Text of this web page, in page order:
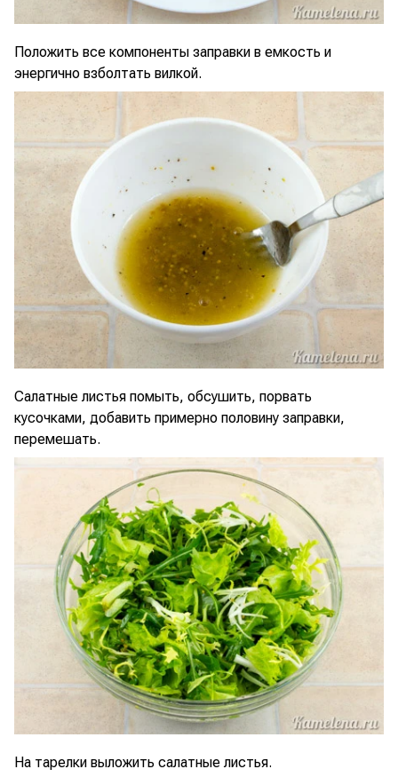
Положить все компоненты заправки в емкость и
энергично взболтать вилкой.
Салатные листья помыть, обсушить, порвать
кусочками, добавить примерно половину заправки,
перемешать.
На тарелки выложить салатные листья.